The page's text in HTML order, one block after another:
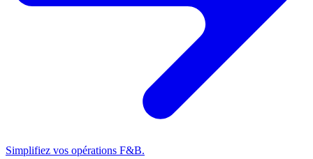
Simplifiez vos opérations F&B.